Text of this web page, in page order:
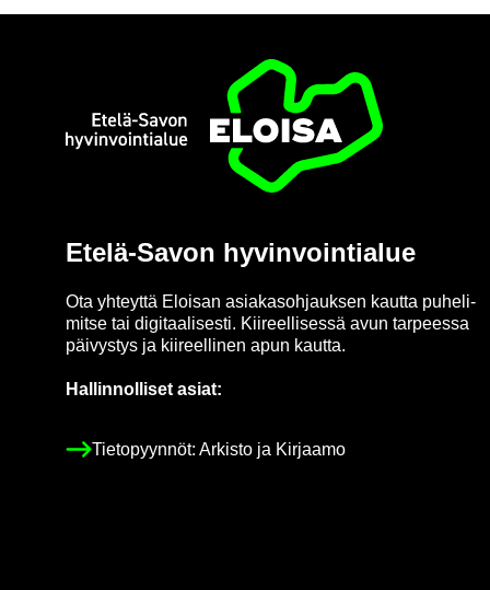
Etusi­vu
Etelä-​Savon hy­vin­voin­tia­lue
Ota yh­teyt­tä Eloi­san asia­kas­oh­jauk­sen kaut­ta pu­he­li­
mit­se tai di­gi­taa­li­ses­ti. Kii­reel­li­ses­sä avun tar­pees­sa
päi­vys­tys ja kii­reel­li­nen apun kaut­ta.
Hal­lin­nol­li­set asiat:
Tie­to­pyyn­nöt: Ar­kis­to ja Kir­jaa­mo